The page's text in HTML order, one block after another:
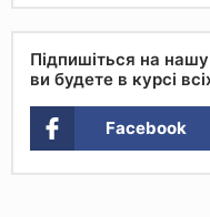
Підпишіться на
ви будете в курсі
Facebook